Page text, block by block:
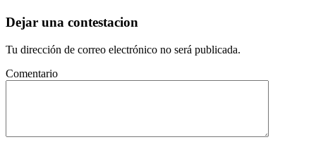
Dejar una contestacion
Tu dirección de correo electrónico no será publicada.
Comentario